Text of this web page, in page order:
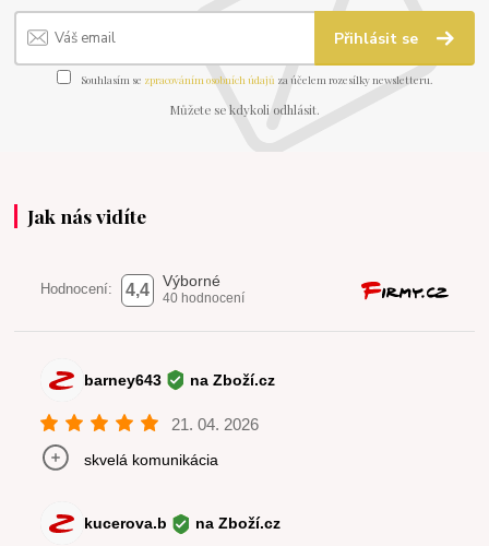
Přihlásit se
Souhlasím se zpracováním osobních údajů za účelem rozesílky newsletteru.
Můžete se kdykoli odhlásit.
Jak nás vidíte